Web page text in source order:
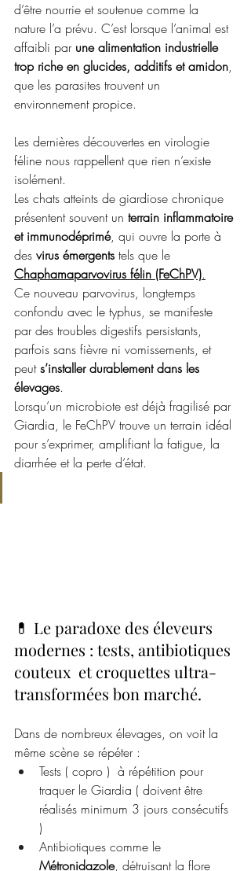
d’être nourrie et soutenue comme la
nature l’a prévu. C’est lorsque l’animal est
affaibli par une alimentation industrielle
trop riche en glucides, additifs et amidon,
que les parasites trouvent un
environnement propice.
Les dernières découvertes en virologie
féline nous rappellent que rien n’existe
isolément.
Les chats atteints de giardiose chronique
présentent souvent un terrain inflammatoire
et immunodéprimé, qui ouvre la porte à
des virus émergents tels que le
Chaphamaparvovirus félin (FeChPV).
Ce nouveau parvovirus, longtemps
confondu avec le typhus, se manifeste
par des troubles digestifs persistants,
parfois sans fièvre ni vomissements, et
peut s’installer durablement dans les
élevages.
Lorsqu’un microbiote est déjà fragilisé par
Giardia, le FeChPV trouve un terrain idéal
pour s’exprimer, amplifiant la fatigue, la
diarrhée et la perte d’état.
💊 Le paradoxe des éleveurs
modernes : tests, antibiotiques
couteux  et croquettes ultra-
transformées bon marché.
Dans de nombreux élevages, on voit la
même scène se répéter :
Tests ( copro )  à répétition pour
traquer le Giardia ( doivent être
réalisés minimum 3 jours consécutifs
)
Antibiotiques comme le
Métronidazole, détruisant la flore